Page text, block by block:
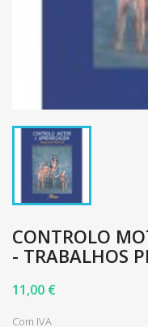
CONTROLO
- TRABALHOS
11,00 €
Com IVA